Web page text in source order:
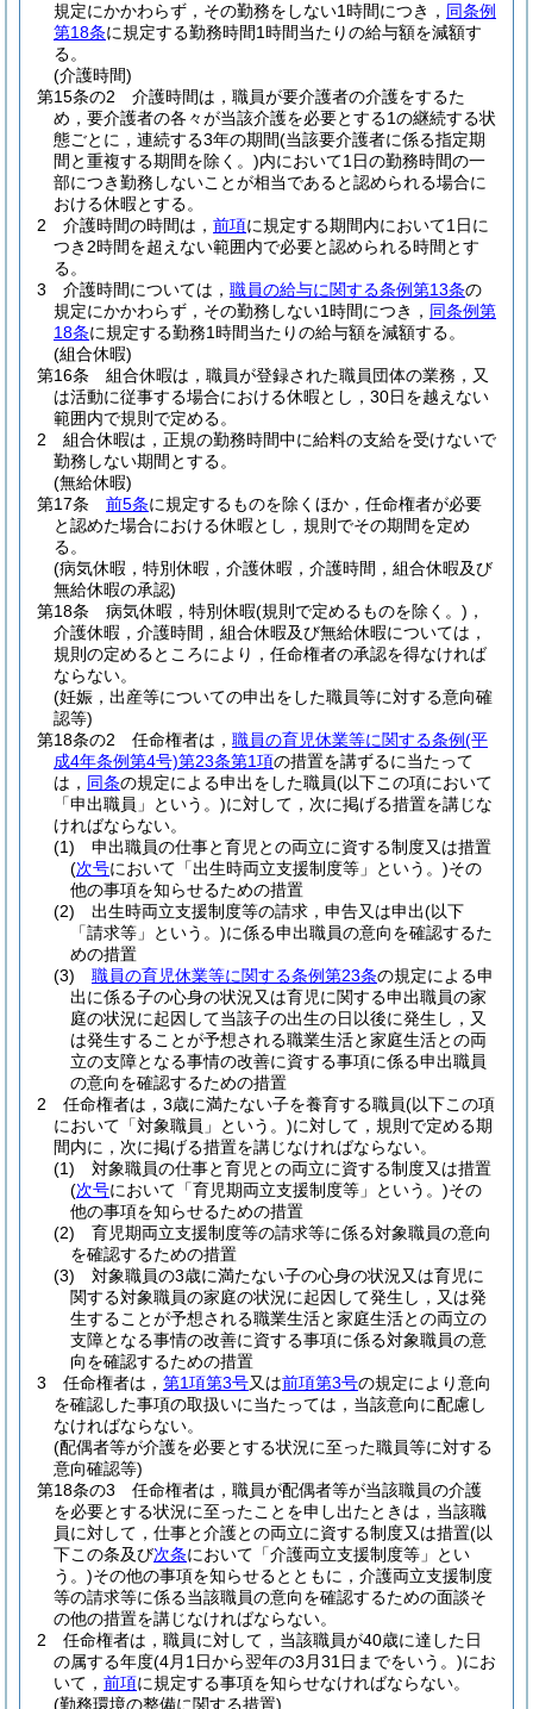
規定にかかわらず，その勤務をしない1時間につき， 同条例
第18条に規定する勤務時間1時間当たりの給与額を減額す
る。
(介護時間)
第15条の2
介護時間は，職員が要介護者の介護をするた
め，要介護者の各々が当該介護を必要とする1の継続する状
態ごとに，連続する3年の期間(当該要介護者に係る指定期
間と重複する期間を除く。)内において1日の勤務時間の一
部につき勤務しないことが相当であると認められる場合に
おける休暇とする。
2
介護時間の時間は， 前項に規定する期間内において1日に
つき2時間を超えない範囲内で必要と認められる時間とす
る。
3
介護時間については， 職員の給与に関する条例第13条の
規定にかかわらず，その勤務しない1時間につき， 同条例第
18条に規定する勤務1時間当たりの給与額を減額する。
(組合休暇)
第16条
組合休暇は，職員が登録された職員団体の業務，又
は活動に従事する場合における休暇とし，30日を越えない
範囲内で規則で定める。
2
組合休暇は，正規の勤務時間中に給料の支給を受けないで
勤務しない期間とする。
(無給休暇)
第17条
前5条に規定するものを除くほか，任命権者が必要
と認めた場合における休暇とし，規則でその期間を定め
る。
(病気休暇，特別休暇，介護休暇，介護時間，組合休暇及び
無給休暇の承認)
第18条
病気休暇，特別休暇(規則で定めるものを除く。) ，
介護休暇，介護時間，組合休暇及び無給休暇については，
規則の定めるところにより，任命権者の承認を得なければ
ならない。
(妊娠，出産等についての申出をした職員等に対する意向確
認等)
第18条の2
任命権者は， 職員の育児休業等に関する条例(平
成4年条例第4号)第23条第1項の措置を講ずるに当たって
は， 同条の規定による申出をした職員(以下この項において
「申出職員」という。)に対して，次に掲げる措置を講じな
ければならない。
(1)
申出職員の仕事と育児との両立に資する制度又は措置
(次号において「出生時両立支援制度等」という。)その
他の事項を知らせるための措置
(2)
出生時両立支援制度等の請求，申告又は申出(以下
「請求等」という。)に係る申出職員の意向を確認するた
めの措置
(3)
職員の育児休業等に関する条例第23条の規定による申
出に係る子の心身の状況又は育児に関する申出職員の家
庭の状況に起因して当該子の出生の日以後に発生し，又
は発生することが予想される職業生活と家庭生活との両
立の支障となる事情の改善に資する事項に係る申出職員
の意向を確認するための措置
2
任命権者は，3歳に満たない子を養育する職員(以下この項
において「対象職員」という。)に対して，規則で定める期
間内に，次に掲げる措置を講じなければならない。
(1)
対象職員の仕事と育児との両立に資する制度又は措置
(次号において「育児期両立支援制度等」という。)その
他の事項を知らせるための措置
(2)
育児期両立支援制度等の請求等に係る対象職員の意向
を確認するための措置
(3)
対象職員の3歳に満たない子の心身の状況又は育児に
関する対象職員の家庭の状況に起因して発生し，又は発
生することが予想される職業生活と家庭生活との両立の
支障となる事情の改善に資する事項に係る対象職員の意
向を確認するための措置
3
任命権者は， 第1項第3号又は前項第3号の規定により意向
を確認した事項の取扱いに当たっては，当該意向に配慮し
なければならない。
(配偶者等が介護を必要とする状況に至った職員等に対する
意向確認等)
第18条の3
任命権者は，職員が配偶者等が当該職員の介護
を必要とする状況に至ったことを申し出たときは，当該職
員に対して，仕事と介護との両立に資する制度又は措置(以
下この条及び次条において「介護両立支援制度等」とい
う。)その他の事項を知らせるとともに，介護両立支援制度
等の請求等に係る当該職員の意向を確認するための面談そ
の他の措置を講じなければならない。
2
任命権者は，職員に対して，当該職員が40歳に達した日
の属する年度(4月1日から翌年の3月31日までをいう。)にお
いて， 前項に規定する事項を知らせなければならない。
(勤務環境の整備に関する措置)